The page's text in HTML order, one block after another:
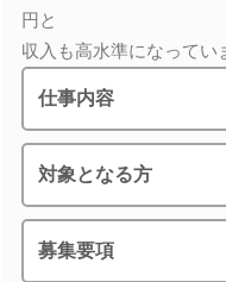
円と
収入も高水準になってい
仕事内容
対象となる方
募集要項